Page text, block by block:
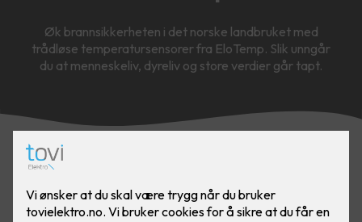
Øk brannsikkerheten i det norske landbruket med
trådløse temperatursensorer fra EloTemp. Slik unngår
du at menneskeliv, dyreliv og store verdier går tapt.